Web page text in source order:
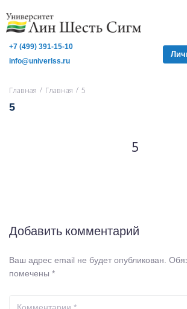
+7 (499) 391-15-10
info@univerlss.ru
5
Главная / Главная / 5
5
Добавить комментарий
Ваш адрес email не будет опубликован.
помечены *